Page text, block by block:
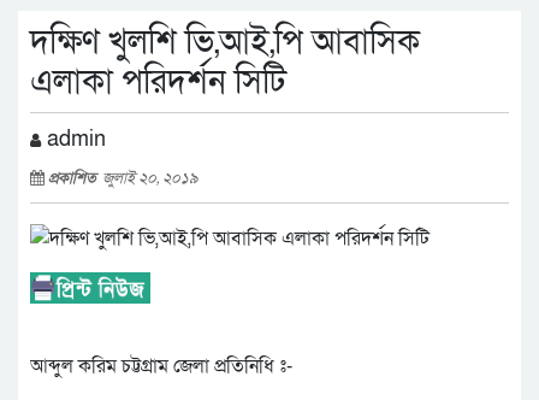
দক্ষিণ খুলশি ভি,আই,পি আবাসিক
এলাকা পরিদর্শন সিটি
admin
প্রকাশিত জুলাই ২০, ২০১৯
আব্দুল করিম চট্টগ্রাম জেলা প্রতিনিধি ঃ-